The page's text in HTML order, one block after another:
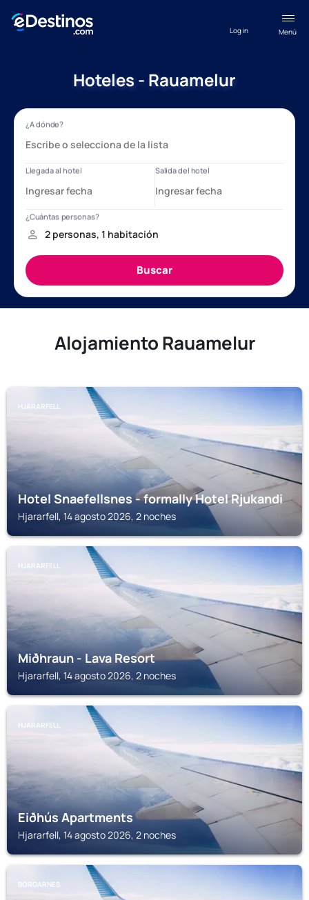
Menú
Log in
Hoteles - Rauamelur
Alojamiento Rauamelur
HJARARFELL
Hotel Snaefellsnes - formally Hotel Rjukandi
Hjararfell, 14 agosto 2026, 2 noches
HJARARFELL
Miðhraun - Lava Resort
Hjararfell, 14 agosto 2026, 2 noches
HJARARFELL
Eiðhús Apartments
Hjararfell, 14 agosto 2026, 2 noches
BORGARNES